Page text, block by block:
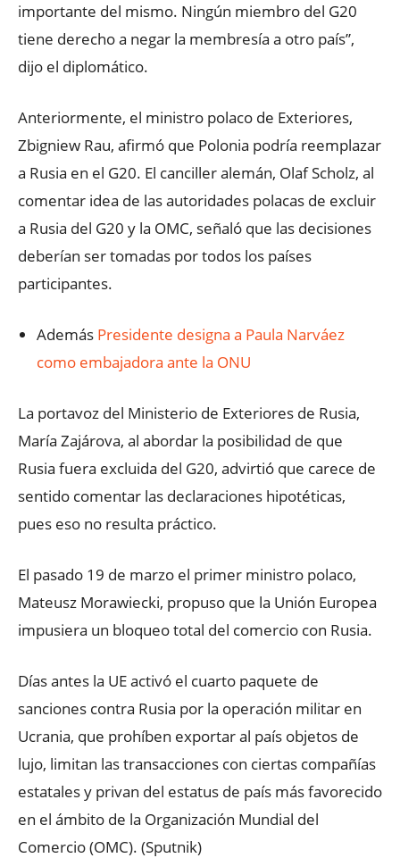
importante del mismo. Ningún miembro del G20
tiene derecho a negar la membresía a otro país”,
dijo el diplomático.
Anteriormente, el ministro polaco de Exteriores,
Zbigniew Rau, afirmó que Polonia podría reemplazar
a Rusia en el G20. El canciller alemán, Olaf Scholz, al
comentar idea de las autoridades polacas de excluir
a Rusia del G20 y la OMC, señaló que las decisiones
deberían ser tomadas por todos los países
participantes.
Además Presidente designa a Paula Narváez
como embajadora ante la ONU
La portavoz del Ministerio de Exteriores de Rusia,
María Zajárova, al abordar la posibilidad de que
Rusia fuera excluida del G20, advirtió que carece de
sentido comentar las declaraciones hipotéticas,
pues eso no resulta práctico.
El pasado 19 de marzo el primer ministro polaco,
Mateusz Morawiecki, propuso que la Unión Europea
impusiera un bloqueo total del comercio con Rusia.
Días antes la UE activó el cuarto paquete de
sanciones contra Rusia por la operación militar en
Ucrania, que prohíben exportar al país objetos de
lujo, limitan las transacciones con ciertas compañías
estatales y privan del estatus de país más favorecido
en el ámbito de la Organización Mundial del
Comercio (OMC). (Sputnik)